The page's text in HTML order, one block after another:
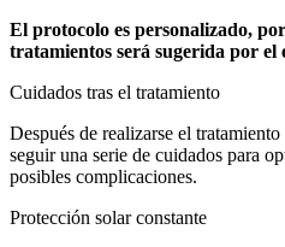
El protocolo es personalizado,
tratamientos será sugerida por el
Cuidados tras el tratamiento
Después de realizarse el tratamiento
seguir una serie de cuidados para
posibles complicaciones.
Protección solar constante